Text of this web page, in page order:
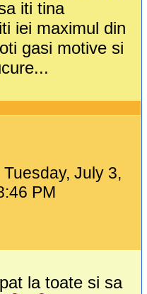
iti tina
iei maximul din
gasi motive si
Tuesday, July 3,
PM
la toate si sa